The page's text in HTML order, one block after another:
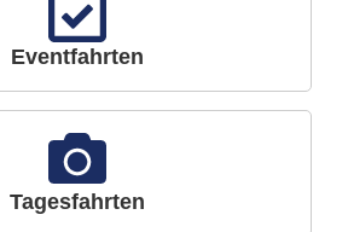
Eventfahrten
Tagesfahrten